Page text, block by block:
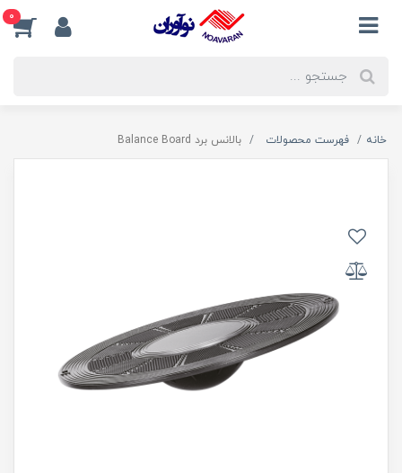
0
خانه فهرست محصولات بالانس برد Balance Board